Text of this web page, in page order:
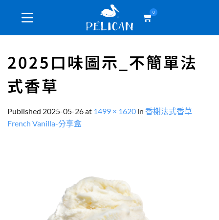
0
2025口味圖示_不簡單法
式香草
Published 2025-05-26at 1499 × 1620 in 香榭法式香草
French Vanilla-分享盒